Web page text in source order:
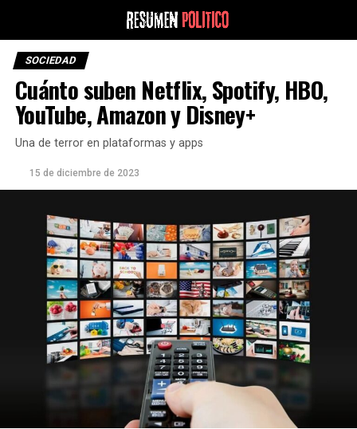
SOCIEDAD
Cuánto suben Netflix, Spotify, HBO,
YouTube, Amazon y Disney+
Una de terror en plataformas y apps
15 de diciembre de 2023